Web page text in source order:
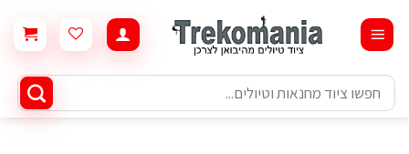
content
חיפוש
עבור: